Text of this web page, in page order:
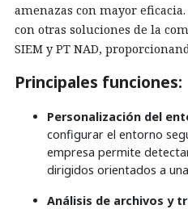
amenazas con mayor
con otras soluciones de la
SIEM y PT NAD,
Principales funciones:
Personalización del
configurar el entorno
empresa permite
dirigidos orientados a
Análisis de archivos y